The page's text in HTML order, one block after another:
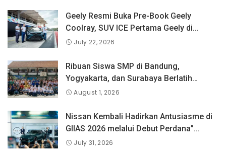
Geely Resmi Buka Pre-Book Geely
Coolray, SUV ICE Pertama Geely di
Indonesia yang Dipercaya Lebih dari 1,3
July 22, 2026
Ribuan Siswa SMP di Bandung,
Yogyakarta, dan Surabaya Berlatih
Langsung Bersama Atlet Voli Nasional di
Nation 2026.
August 1, 2026
Nissan Kembali Hadirkan Antusiasme di
GIIAS 2026 melalui Debut Perdana”
Fairlady Z di Indonesia”
July 31, 2026